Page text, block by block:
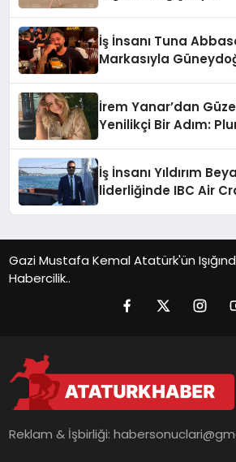
İş İnsanı Tuna
Markasıyla
İrem Yanar’dan
Yenilikçi Bir Adım:
İş İnsanı Yıldırım
liderliğinde IBC Air
Gazi Mustafa Kemal Atatürk'ün
Habercilik..
Reklam & İşbirliği: